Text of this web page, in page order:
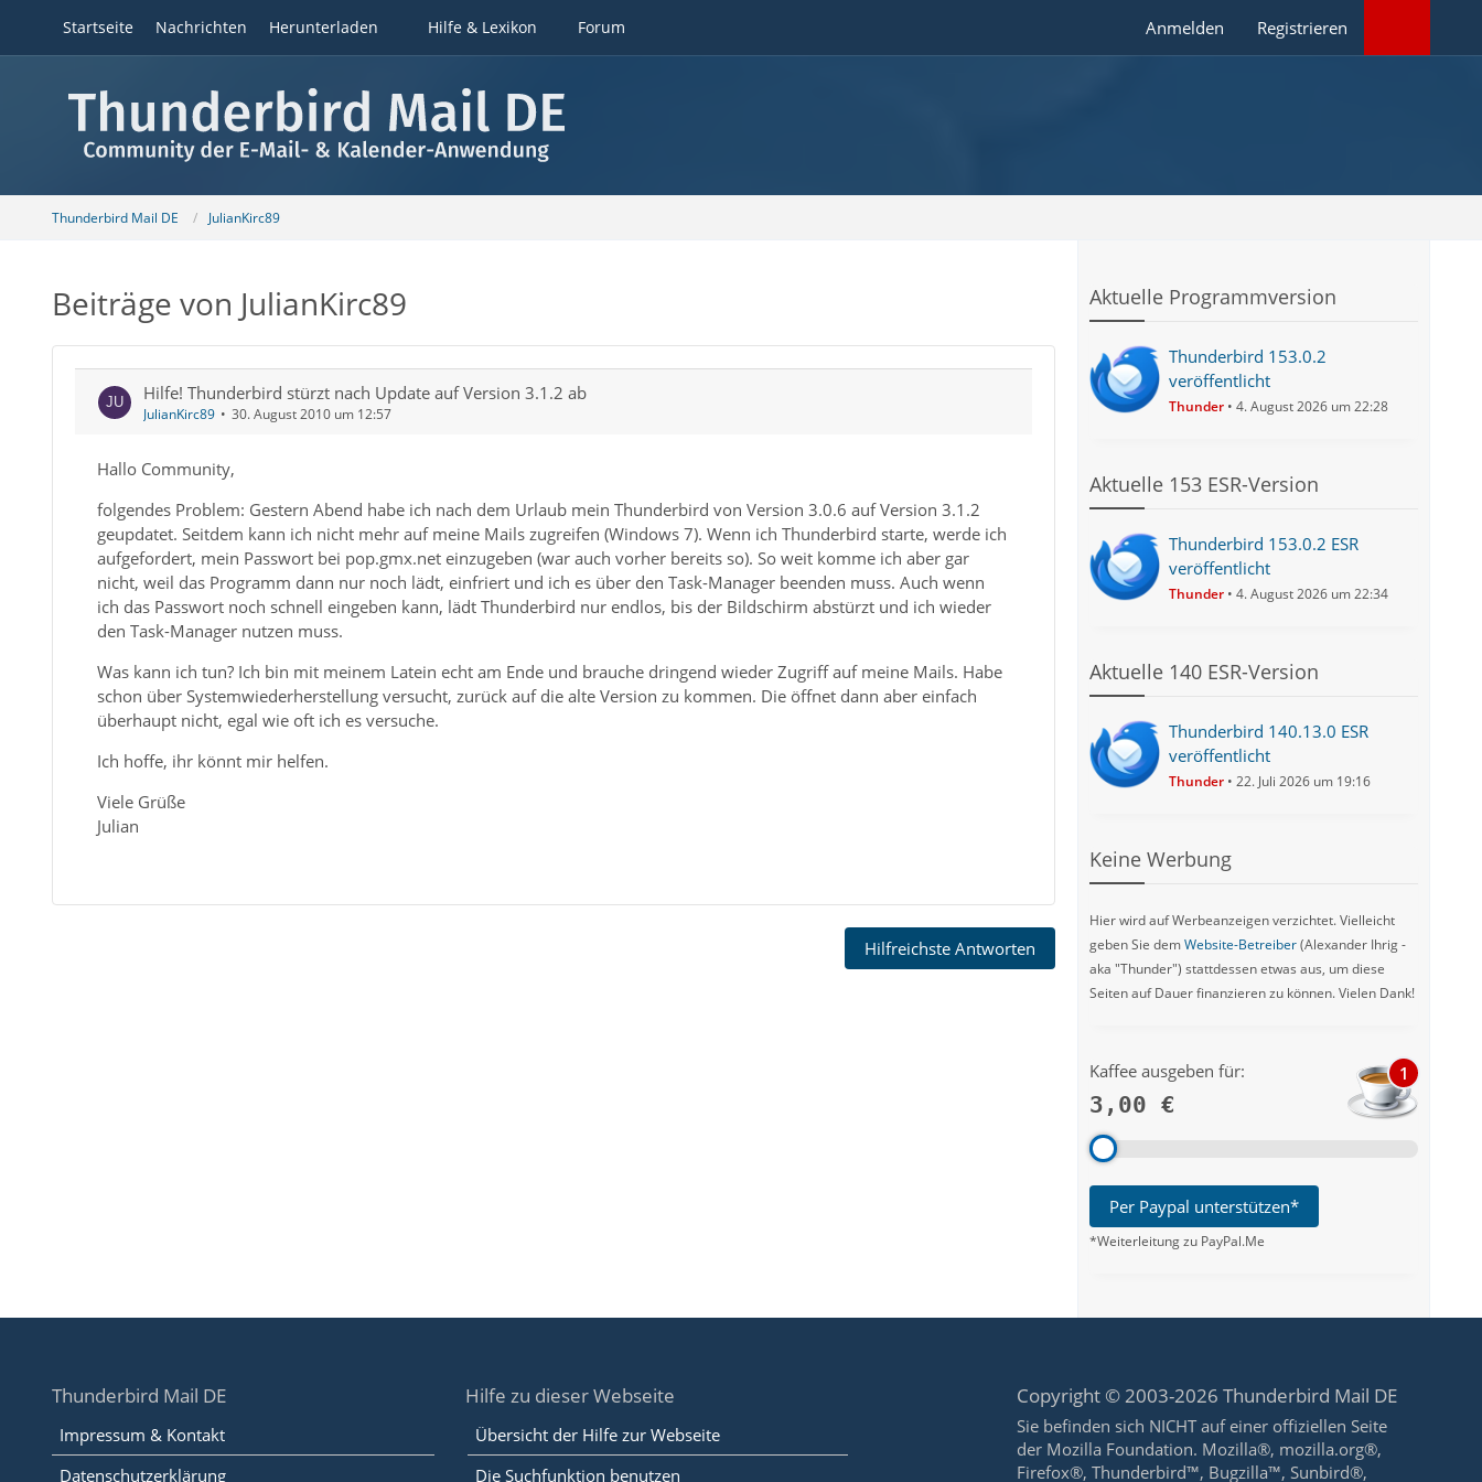
Startseite Nachrichten Herunterladen Hilfe & Lexikon Forum Anmelden Registrieren
Thunderbird Mail DE JulianKirc89
Beiträge von JulianKirc89
Hilfe! Thunderbird stürzt nach Update auf Version 3.1.2 ab
JulianKirc89 30. August 2010 um 12:57
Hallo Community,
folgendes Problem: Gestern Abend habe ich nach dem Urlaub mein Thunderbird von Version 3.0.6 auf Version 3.1.2
geupdatet. Seitdem kann ich nicht mehr auf meine Mails zugreifen (Windows 7). Wenn ich Thunderbird starte, werde ich
aufgefordert, mein Passwort bei pop.gmx.net einzugeben (war auch vorher bereits so). So weit komme ich aber gar
nicht, weil das Programm dann nur noch lädt, einfriert und ich es über den Task-Manager beenden muss. Auch wenn
ich das Passwort noch schnell eingeben kann, lädt Thunderbird nur endlos, bis der Bildschirm abstürzt und ich wieder
den Task-Manager nutzen muss.
Was kann ich tun? Ich bin mit meinem Latein echt am Ende und brauche dringend wieder Zugriff auf meine Mails. Habe
schon über Systemwiederherstellung versucht, zurück auf die alte Version zu kommen. Die öffnet dann aber einfach
überhaupt nicht, egal wie oft ich es versuche.
Ich hoffe, ihr könnt mir helfen.
Viele Grüße
Julian
Hilfreichste Antworten
Aktuelle Programmversion
Thunderbird 153.0.2
veröffentlicht
Thunder 4. August 2026 um 22:28
Aktuelle 153 ESR-Version
Thunderbird 153.0.2 ESR
veröffentlicht
Thunder 4. August 2026 um 22:34
Aktuelle 140 ESR-Version
Thunderbird 140.13.0 ESR
veröffentlicht
Thunder 22. Juli 2026 um 19:16
Keine Werbung
Hier wird auf Werbeanzeigen verzichtet. Vielleicht
geben Sie demWebsite-Betreiber(Alexander Ihrig -
aka "Thunder") stattdessen etwas aus, um diese
Seiten auf Dauer finanzieren zu können. Vielen Dank!
Kaffee ausgeben für:
3,00 €
1
Per Paypal unterstützen*
*Weiterleitung zu PayPal.Me
Thunderbird Mail DE
Impressum & Kontakt
Datenschutzerklärung
Hilfe zu dieser Webseite
Übersicht der Hilfe zur Webseite
Die Suchfunktion benutzen
Copyright © 2003-2026 Thunderbird Mail DE
Sie befinden sich NICHT auf einer offiziellen Seite
der Mozilla Foundation. Mozilla®, mozilla.org®,
Firefox®, Thunderbird™, Bugzilla™, Sunbird®,